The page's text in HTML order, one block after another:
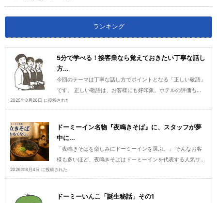
ランキング
5分で学べる！接客業なら覚えておきたい丁寧な話し
方...
今回のテーマは丁寧な話し方でポイントとなる「正しい敬語」
です。 正しい敬語は、お客様にも好印象。ホテルの評価も...
2025年8月26日 に投稿された
ドーミーイン名物『夜鳴きそば』に、スタッフが夢
中に...
「夜鳴きそばを楽しみにドーミーインを選ぶ。」 そんなお客
様も多いほど、夜鳴きそばはドーミーインを代表する人気サ...
2026年8月4日 に投稿された
ドーミーいんこ「誕生秘話」その1